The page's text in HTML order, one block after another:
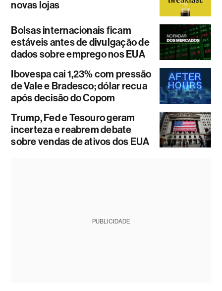
novas lojas
Bolsas internacionais ficam
estáveis antes de divulgação de
dados sobre emprego nos EUA
Ibovespa cai 1,23% com pressão
de Vale e Bradesco; dólar recua
após decisão do Copom
Trump, Fed e Tesouro geram
incerteza e reabrem debate
sobre vendas de ativos dos EUA
PUBLICIDADE